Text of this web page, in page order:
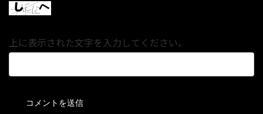
上に表示された文字を入力してください。